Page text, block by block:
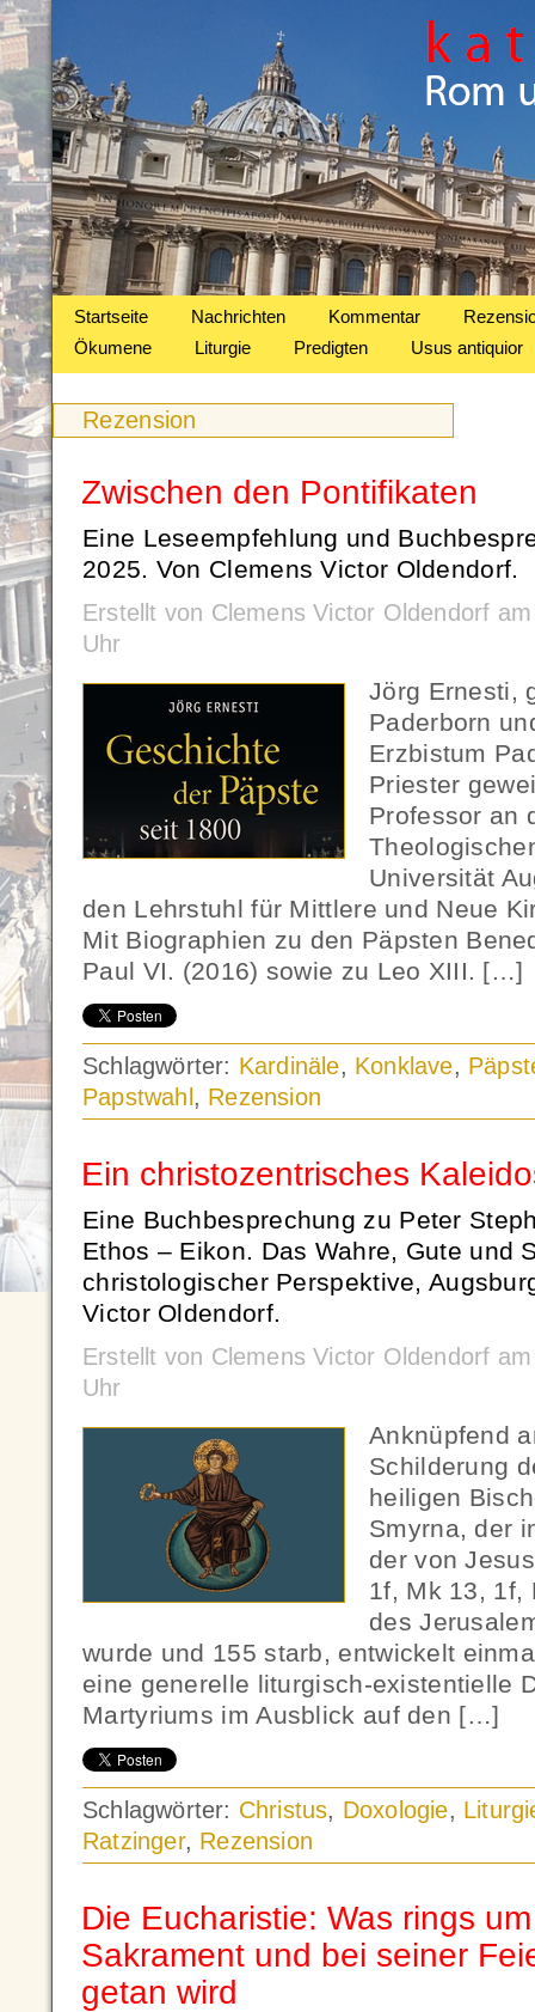
Startseite Nachrichten Kommentar
Ökumene
Liturgie Predigten Usus antiquior
Rezension
Zwischen den Pontifikaten
Eine Leseempfehlung und
2025. Von Clemens Victor Oldendorf.
Erstellt von Clemens Victor Oldendorf
Uhr
Jörg Ernesti,
Paderborn
Erzbistum
Priester
Professor an
Universität
den Lehrstuhl für Mittlere und Neue
Mit Biographien zu den Päpsten
Paul VI. (2016) sowie zu Leo XIII. […]
Schlagwörter: Kardinäle, Konklave,
Papstwahl , Rezension
Ein christozentrisches
Eine Buchbesprechung zu Peter
Ethos – Eikon. Das Wahre, Gute und
christologischer Perspektive,
Victor Oldendorf.
Erstellt von Clemens Victor Oldendorf
Uhr
Anknüpfend
Schilderung
heiligen
Smyrna, der
der von
1f, Mk 13, 1f,
des
wurde und 155 starb, entwickelt
eine generelle liturgisch-existentielle
Martyriums im Ausblick auf den […]
Schlagwörter: Christus, Doxologie,
Ratzinger, Rezension
Die Eucharistie: Was rings
Sakrament und bei seiner
getan wird